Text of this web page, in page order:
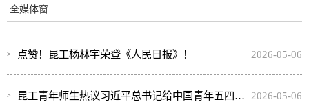
全媒体窗
点赞！昆工杨林宇荣登《人民日报》！ 2026-05-06
昆工青年师生热议习近平总书记给中国青年五四奖章暨新时代青年先锋奖获奖者代表的回信 2026-05-06